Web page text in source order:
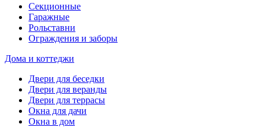
Секционные
Гаражные
Рольставни
Ограждения и заборы
Дома и коттеджи
Двери для беседки
Двери для веранды
Двери для террасы
Окна для дачи
Окна в дом